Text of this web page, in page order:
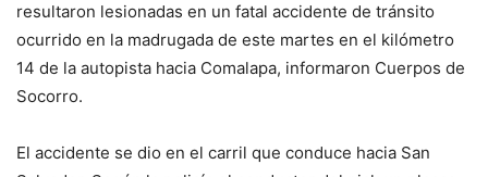
resultaron lesionadas en un fatal accidente de tránsito
ocurrido en la madrugada de este martes en el kilómetro
14 de la autopista hacia Comalapa, informaron Cuerpos de
Socorro.
El accidente se dio en el carril que conduce hacia San